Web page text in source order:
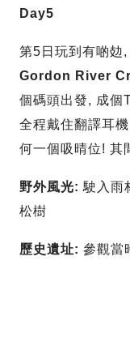
Day5
第5日玩到有啲攰
Gordon River
個碼頭出發, 成個
全程戴住翻譯耳
何一個吸晴位! 其
野外風光: 駛入雨
松樹
歷史遺址: 參觀當